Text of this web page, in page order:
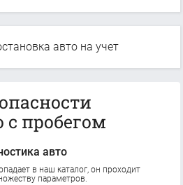
авто на учет
с пробегом
авто
в наш каталог, он проходит
параметров.